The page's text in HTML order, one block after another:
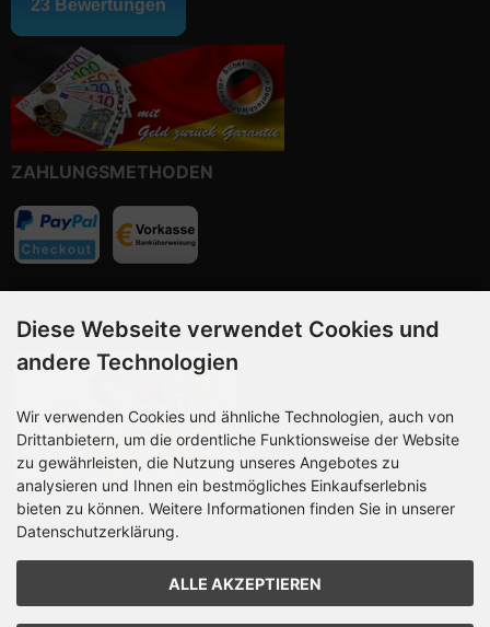
ZAHLUNGSMETHODEN
Wir versenden mit DHL, Deutsche Post
Diese Webseite verwendet Cookies und
andere Technologien
Wir verwenden Cookies und ähnliche Technologien, auch von
Drittanbietern, um die ordentliche Funktionsweise der Website
zu gewährleisten, die Nutzung unseres Angebotes zu
analysieren und Ihnen ein bestmögliches Einkaufserlebnis
bieten zu können. Weitere Informationen finden Sie in unserer
Datenschutzerklärung.
ALLE AKZEPTIEREN